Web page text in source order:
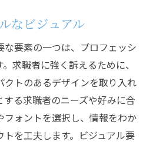
なビジュアル
要素の一つは、プロフェッシ
求職者に強く訴えるために、
クトのあるデザインを取り入れ
する求職者のニーズや好みに合
フォントを選択し、情報をわか
トを工夫します。ビジュアル要